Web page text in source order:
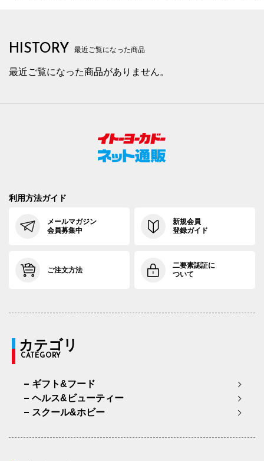
HISTORY 最近ご覧になった商品
最近ご覧になった商品がありません。
利用方法ガイド
メールマガジン
会員募集中
新規会員
登録ガイド
ご注文方法
二要素認証に
ついて
カテゴリ
CATEGORY
ギフト&フード
ヘルス&ビューティー
スクール&ホビー